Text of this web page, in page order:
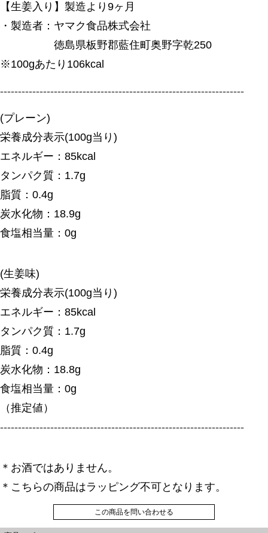
【生姜入り】製造より9ヶ月
・製造者：ヤマク食品株式会社
徳島県板野郡藍住町奥野字乾250
※100gあたり106kcal
--------------------------------------------------------------------
(プレーン)
栄養成分表示(100g当り)
エネルギー：85kcal
タンパク質：1.7g
脂質：0.4g
炭水化物：18.9g
食塩相当量：0g
(生姜味)
栄養成分表示(100g当り)
エネルギー：85kcal
タンパク質：1.7g
脂質：0.4g
炭水化物：18.8g
食塩相当量：0g
（推定値）
--------------------------------------------------------------------
＊お酒ではありません。
＊こちらの商品はラッピング不可となります。
この商品を問い合わせる